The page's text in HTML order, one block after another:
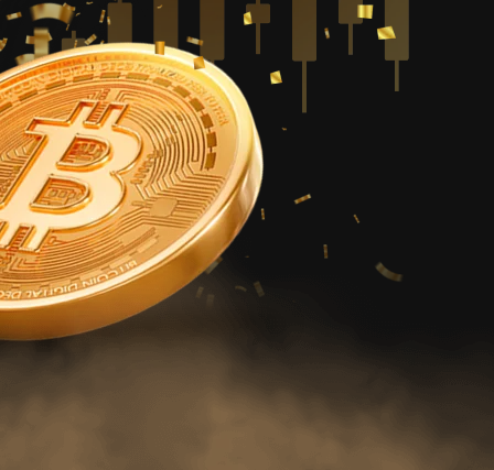
Қазақша
Nederlands
Yorùbá
Igbo
Hausa
Afrikaans
Тоҷикӣ
Azərbaycan
ქართული
اردو